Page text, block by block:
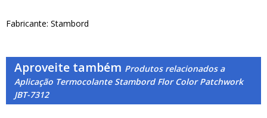
Fabricante: Stambord
Aproveite também Produtos relacionados a
Aplicação Termocolante Stambord Flor Color Patchwork
JBT-7312